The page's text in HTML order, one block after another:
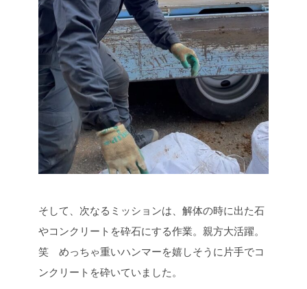
そして、次なるミッションは、解体の時に出た石
やコンクリートを砕石にする作業。親方大活躍。
笑 めっちゃ重いハンマーを嬉しそうに片手でコ
ンクリートを砕いていました。